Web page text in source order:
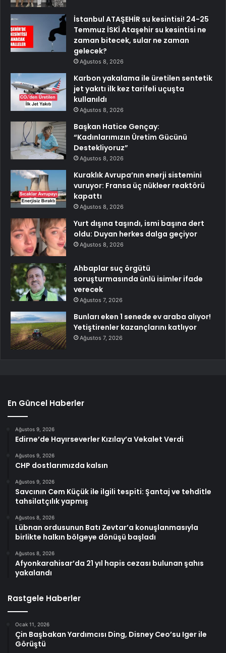
İstanbul ATAŞEHİR su kesintisi! 24-25
Temmuz İSKİ Ataşehir su kesintisi ne
zaman bitecek, sular ne zaman
gelecek?
Ağustos 8, 2026
Karbon yakalama ile üretilen sentetik
jet yakıtı ilk kez tarifeli uçuşta
kullanıldı
Ağustos 8, 2026
Başkan Hatice Gençay:
“Kadınlarımızın Üretim Gücünü
Destekliyoruz”
Ağustos 8, 2026
Kuraklık Avrupa’nın enerji sistemini
vuruyor: Fransa üç nükleer reaktörü
kapattı
Ağustos 8, 2026
Yurt dışına taşındı, ismi başına dert
oldu: Duyan herkes dalga geçiyor
Ağustos 8, 2026
Ahbaplar suç örgütü
soruşturmasında ünlü isimler ifade
verecek
Ağustos 7, 2026
Bunları eken 1 senede ev araba alıyor!
Yetiştirenler kazançlarını katlıyor
Ağustos 7, 2026
En Güncel Haberler
Ağustos 9, 2026
Edirne’de Hayırseverler Kızılay’a Vekalet Verdi
Ağustos 9, 2026
CHP dostlarımızda kalsın
Ağustos 9, 2026
Savcının Cem Küçük ile ilgili tespiti: Şantaj ve tehditle
tahsilatçılık yapmış
Ağustos 8, 2026
Lübnan ordusunun Batı Zevtar’a konuşlanmasıyla
birlikte halkın bölgeye dönüşü başladı
Ağustos 8, 2026
Afyonkarahisar’da 21 yıl hapis cezası bulunan şahıs
yakalandı
Rastgele Haberler
Ocak 11, 2026
Çin Başbakan Yardımcısı Ding, Disney Ceo’su Iger ile
Görüştü